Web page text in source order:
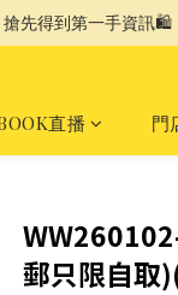
搶先得到第一手資訊🛍️
直播 門
郵只限自取